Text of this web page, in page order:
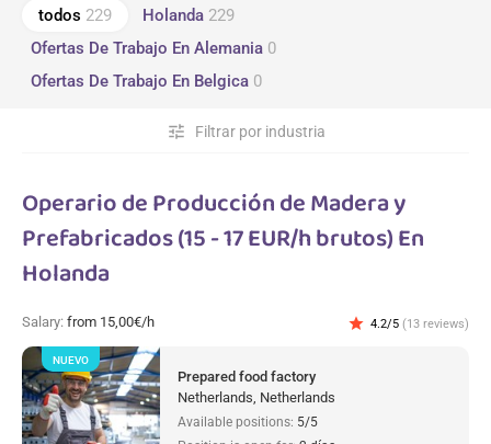
todos 229 Holanda 229
Ofertas De Trabajo En Alemania 0
Ofertas De Trabajo En Belgica 0
Filtrar por industria
tune
Operario de Producción de Madera y
Prefabricados (15 - 17 EUR/h brutos) En
Holanda
Salary: from 15,00€/h star 4.2/5 (13 reviews)
Prepared food factory
Netherlands, Netherlands
Available positions: 5/5
NUEVO